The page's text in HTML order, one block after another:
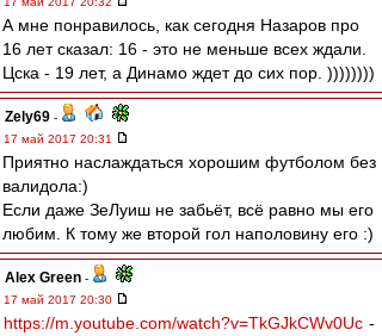
А мне понравилось, как сегодня Назаров про
16 лет сказал: 16 - это не меньше всех ждали.
Цска - 19 лет, а Динамо ждет до сих пор. ))))))))
Zely69 -
17 май 2017 20:31
Приятно наслаждаться хорошим футболом без
валидола:)
Если даже ЗеЛуиш не забьёт, всё равно мы его
любим. К тому же второй гол наполовину его :)
Alex Green -
17 май 2017 20:30
https://m.youtube.com/watch?v=TkGJkCWv0Uc -